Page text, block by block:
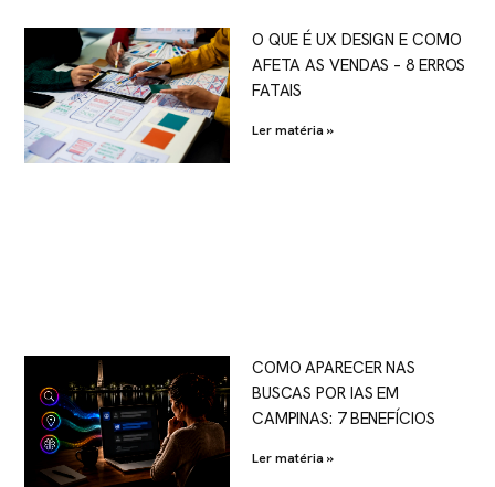
O QUE É UX DESIGN E COMO
AFETA AS VENDAS – 8 ERROS
FATAIS
Ler matéria »
COMO APARECER NAS
BUSCAS POR IAS EM
CAMPINAS: 7 BENEFÍCIOS
Ler matéria »